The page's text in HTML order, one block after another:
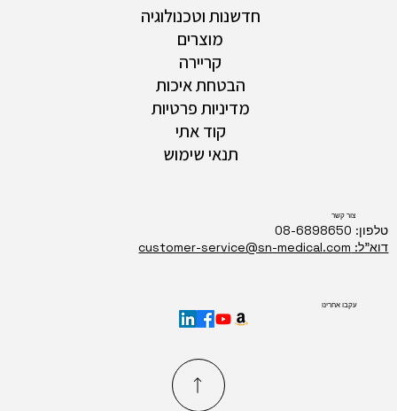
חדשנות וטכנולוגיה
מוצרים
קריירה
הבטחת איכות
מדיניות פרטיות
קוד אתי
תנאי שימוש
עקבו אחרינו
צור קשר
טלפון: 08-6898650
דוא"ל: customer-service@sn-medical.com